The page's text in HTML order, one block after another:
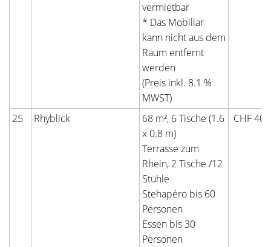
vermietbar
* Das Mobiliar
kann nicht aus dem
Raum entfernt
werden
(Preis inkl. 8.1 %
MWST)
25 Rhyblick
68 m², 6 Tische (1.6
x 0.8 m)
Terrasse zum
Rhein, 2 Tische /12
Stühle
Stehapéro bis 60
Personen
Essen bis 30
Personen
CHF